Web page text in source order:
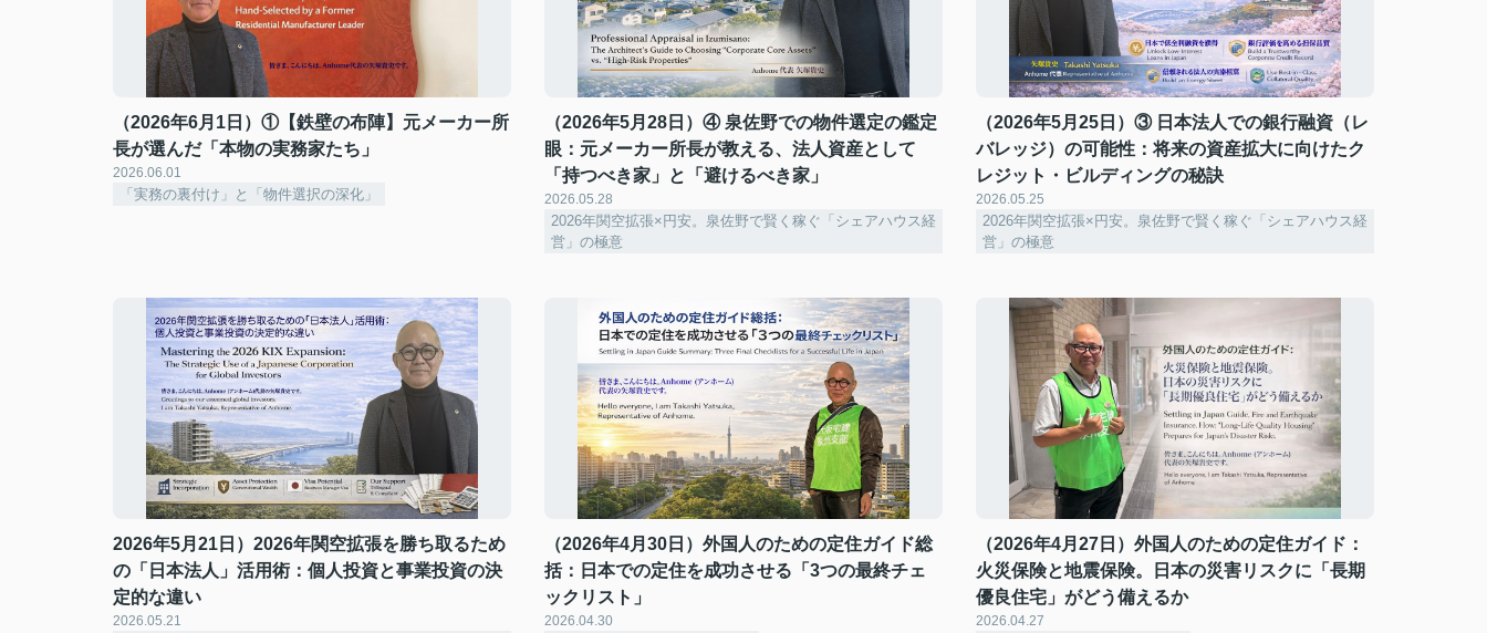
（2026年6月1日）①【鉄壁の布陣】元メーカー所
長が選んだ「本物の実務家たち」
2026.06.01
「実務の裏付け」と「物件選択の深化」
（2026年5月28日）④ 泉佐野での物件選定の鑑定
眼：元メーカー所長が教える、法人資産として
「持つべき家」と「避けるべき家」
2026.05.28
2026年関空拡張×円安。泉佐野で賢く稼ぐ「シェアハウス経
営」の極意
（2026年5月25日）③ 日本法人での銀行融資（レ
バレッジ）の可能性：将来の資産拡大に向けたク
レジット・ビルディングの秘訣
2026.05.25
2026年関空拡張×円安。泉佐野で賢く稼ぐ「シェアハウス経
営」の極意
2026年5月21日）2026年関空拡張を勝ち取るため
の「日本法人」活用術：個人投資と事業投資の決
定的な違い
2026.05.21
（2026年4月30日）外国人のための定住ガイド総
括：日本での定住を成功させる「3つの最終チェ
ックリスト」
2026.04.30
（2026年4月27日）外国人のための定住ガイド：
火災保険と地震保険。日本の災害リスクに「長期
優良住宅」がどう備えるか
2026.04.27